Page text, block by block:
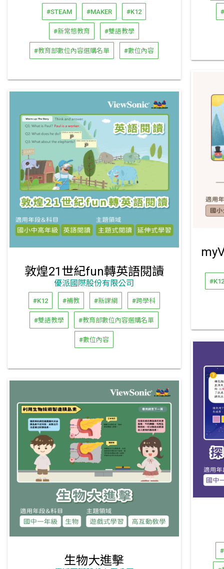
#STEAM #MAKER #K12
#新常態教育 #雙語教學
#教育部數位內容選購名單 #數位內容
敦煌21世紀fun轉英語閱讀
優派國際股份有限公司
#K12 #補教 #新課綱 #跨學科
#雙語教學 #教育部數位內容選購名單
#數位內容
生物大進擊